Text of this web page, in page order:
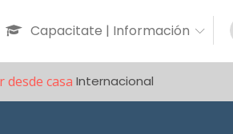
Capacitate | Información
Internacional